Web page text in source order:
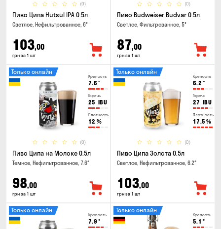
(0)
Пиво Ципа Hutsul IPA 0.5л
Светлое, Нефильтрованное, 6°
103,00
грн за 1 шт
(0)
Пиво Budweiser Budvar 0.5л
Светлое, Фильтрованное, 5°
87,00
грн за 1 шт
Крепость
7.6 °
Горечь
25 IBU
Плотность
12 %
(0)
Только онлайн
Пиво Ципа на Молоке 0.5л
Темное, Нефильтрованное, 7.6°
98,00
грн за 1 шт
Крепость
6.2 °
Горечь
27 IBU
Плотность
17.5 %
(0)
Только онлайн
Пиво Ципа Золота 0.5л
Светлое, Нефильтрованное, 6.2°
103,00
грн за 1 шт
Крепость
7.9 °
Только онлайн
Крепость
5.1 °
Только онлайн